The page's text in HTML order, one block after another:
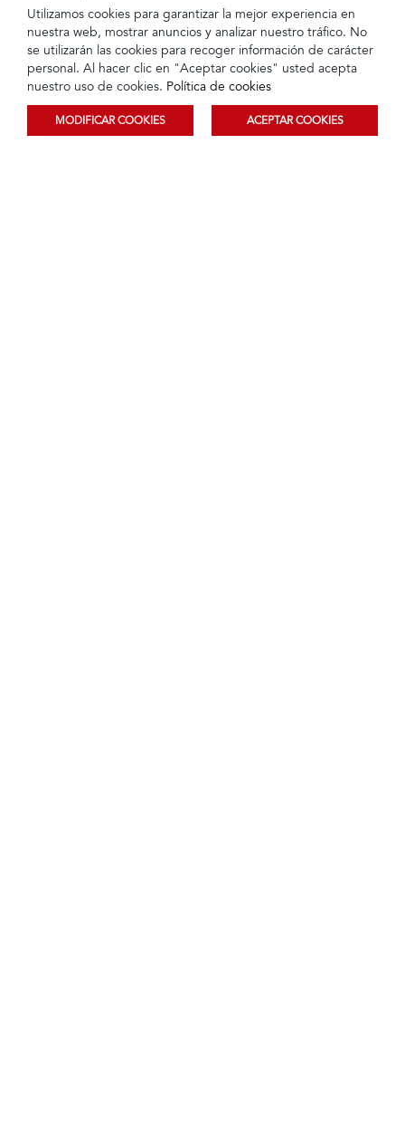
Pantalón Llano Azul Marino
Tarjeta de crédito Crédito directo
12 Cuotas de
$3,62
Pantalón Llano Azul
Tarjeta de crédito
$35,95
Crédito directo
12 Cuotas de
$3,25
Filtrar
Utilizamos cookies para garantizar la mejor experiencia en
nuestra web, mostrar anuncios y analizar nuestro tráfico. No
se utilizarán las cookies para recoger información de carácter
personal. Al hacer clic en "Aceptar cookies" usted acepta
nuestro uso de cookies. Política de cookies
MODIFICAR COOKIES ACEPTAR COOKIES